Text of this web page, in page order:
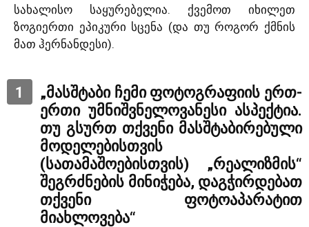
სახალისო საყურებელია. ქვემოთ იხილეთ
ზოგიერთი ეპიკური სცენა (და თუ როგორ ქმნის
მათ ჰერნანდესი).
1
„მასშტაბი ჩემი ფოტოგრაფიის ერთ-
ერთი უმნიშვნელოვანესი ასპექტია.
თუ გსურთ თქვენი მასშტაბირებული
მოდელებისთვის
(სათამაშოებისთვის) „რეალიზმის“
შეგრძნების მინიჭება, დაგჭირდებათ
თქვენი ფოტოაპარატით
მიახლოვება“